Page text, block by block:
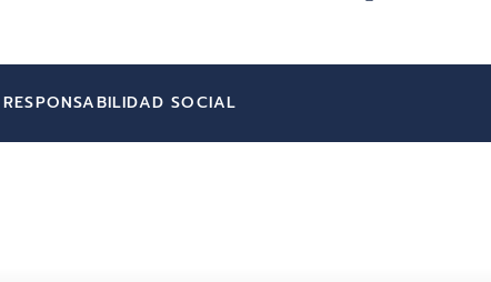
RESPONSABILIDAD SOCIAL